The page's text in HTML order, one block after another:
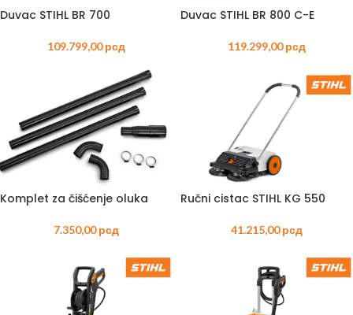
Duvac STIHL BR 700
109.799,00рсд
Duvac STIHL BR 800 C-E
119.299,00рсд
Komplet za čišćenje oluka
7.350,00рсд
Ručni cistac STIHL KG 550
41.215,00рсд